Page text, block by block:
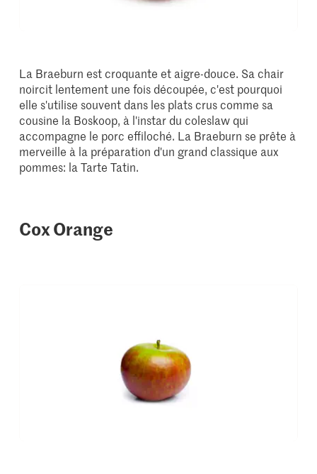
La Braeburn est croquante et aigre-douce. Sa chair
noircit lentement une fois découpée, c'est pourquoi
elle s'utilise souvent dans les plats crus comme sa
cousine la Boskoop, à l'instar du coleslaw qui
accompagne le porc effiloché. La Braeburn se prête à
merveille à la préparation d'un grand classique aux
pommes: la Tarte Tatin.
Cox Orange